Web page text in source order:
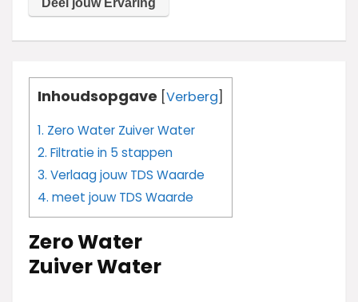
Inhoudsopgave [Verberg]
1. Zero Water Zuiver Water
2. Filtratie in 5 stappen
3. Verlaag jouw TDS Waarde
4. meet jouw TDS Waarde
Zero Water
Zuiver Water